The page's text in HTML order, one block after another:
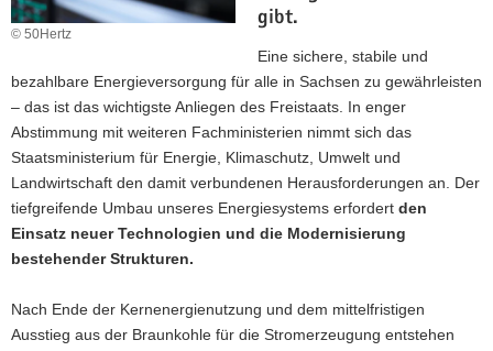
a
a
t
o
n
© 50Hertz
gibt.
Eine sichere, stabile und
bezahlbare Energieversorgung für alle in Sachsen zu gewährleisten
– das ist das wichtigste Anliegen des Freistaats. In enger
Abstimmung mit weiteren Fachministerien nimmt sich das
Staatsministerium für Energie, Klimaschutz, Umwelt und
Landwirtschaft den damit verbundenen Herausforderungen an. Der
tiefgreifende Umbau unseres Energiesystems erfordert den
Einsatz neuer Technologien und die Modernisierung
bestehender Strukturen.
Nach Ende der Kernenergienutzung und dem mittelfristigen
Ausstieg aus der Braunkohle für die Stromerzeugung entstehen